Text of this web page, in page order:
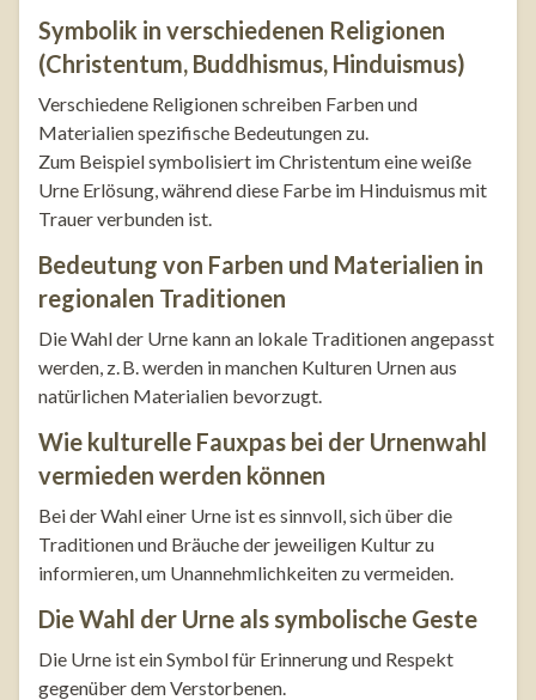
Symbolik in verschiedenen Religionen
(Christentum, Buddhismus, Hinduismus)
Verschiedene Religionen schreiben Farben und
Materialien spezifische Bedeutungen zu.
Zum Beispiel symbolisiert im Christentum eine weiße
Urne Erlösung, während diese Farbe im Hinduismus mit
Trauer verbunden ist.
Bedeutung von Farben und Materialien in
regionalen Traditionen
Die Wahl der Urne kann an lokale Traditionen angepasst
werden, z. B. werden in manchen Kulturen Urnen aus
natürlichen Materialien bevorzugt.
Wie kulturelle Fauxpas bei der Urnenwahl
vermieden werden können
Bei der Wahl einer Urne ist es sinnvoll, sich über die
Traditionen und Bräuche der jeweiligen Kultur zu
informieren, um Unannehmlichkeiten zu vermeiden.
Die Wahl der Urne als symbolische Geste
Die Urne ist ein Symbol für Erinnerung und Respekt
gegenüber dem Verstorbenen.